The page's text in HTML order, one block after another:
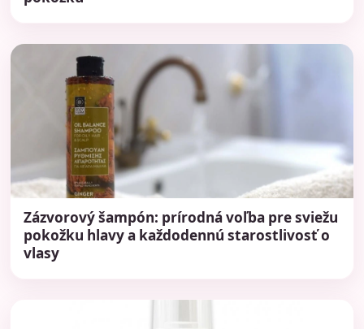
Zázvorový šampón: prírodná voľba pre sviežu
pokožku hlavy a každodennú starostlivosť o
vlasy